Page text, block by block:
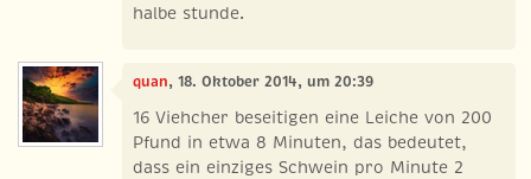
halbe stunde.
quan, 18. Oktober 2014, um 20:39
16 Viehcher beseitigen eine Leiche von 200
Pfund in etwa 8 Minuten, das bedeutet,
dass ein einziges Schwein pro Minute 2